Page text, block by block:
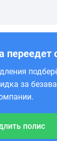
переедет
за
полис